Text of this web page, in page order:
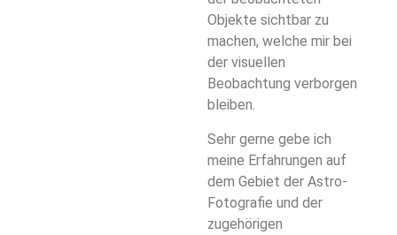
Objekte sichtbar zu
machen, welche mir bei
der visuellen
Beobachtung verborgen
bleiben.
Sehr gerne gebe ich
meine Erfahrungen auf
dem Gebiet der Astro-
Fotografie und der
zugehörigen